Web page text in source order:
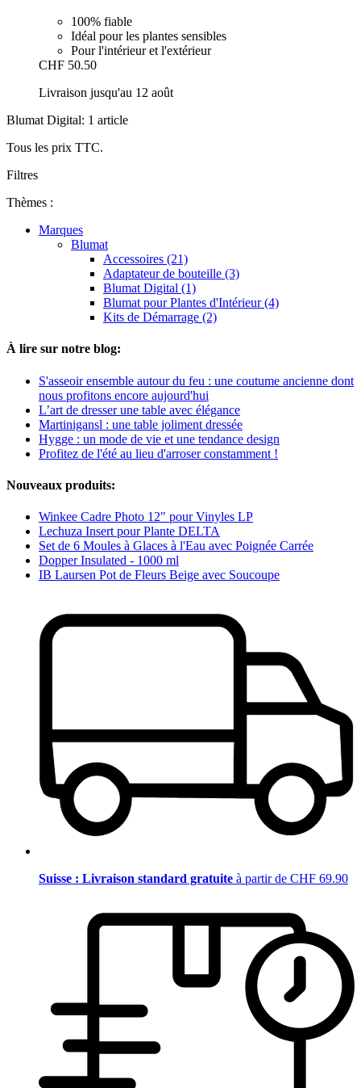
100% fiable
Idéal pour les plantes sensibles
Pour l'intérieur et l'extérieur
CHF 50.50
Livraison jusqu'au 12 août
Blumat Digital: 1 article
Tous les prix TTC.
Filtres
Thèmes :
Marques
Blumat
Accessoires (21)
Adaptateur de bouteille (3)
Blumat Digital (1)
Blumat pour Plantes d'Intérieur (4)
Kits de Démarrage (2)
À lire sur notre blog:
S'asseoir ensemble autour du feu : une coutume ancienne dont
nous profitons encore aujourd'hui
L’art de dresser une table avec élégance
Martinigansl : une table joliment dressée
Hygge : un mode de vie et une tendance design
Profitez de l'été au lieu d'arroser constamment !
Nouveaux produits:
Winkee Cadre Photo 12" pour Vinyles LP
Lechuza Insert pour Plante DELTA
Set de 6 Moules à Glaces à l'Eau avec Poignée Carrée
Dopper Insulated - 1000 ml
IB Laursen Pot de Fleurs Beige avec Soucoupe
Suisse : Livraison standard gratuite à partir de CHF 69.90